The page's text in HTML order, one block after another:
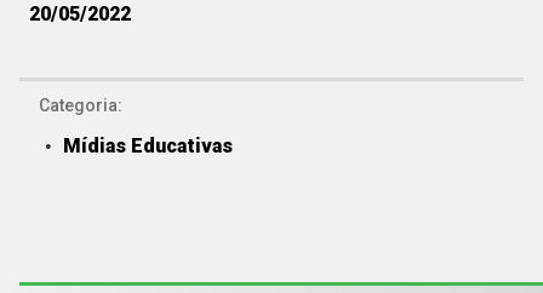
20/05/2022
Categoria:
Mídias Educativas